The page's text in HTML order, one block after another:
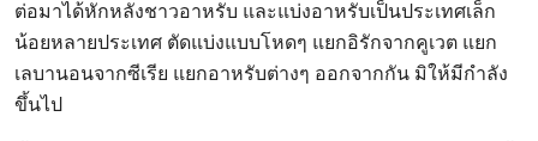
ต่อมาได้หักหลังชาวอาหรับ และแบ่งอาหรับเป็นประเทศเล็ก
น้อยหลายประเทศ ตัดแบ่งแบบโหดๆ แยกอิรักจากคูเวต แยก
เลบานอนจากซีเรีย แยกอาหรับต่างๆ ออกจากกัน มิให้มีกำลัง
ขึ้นไป